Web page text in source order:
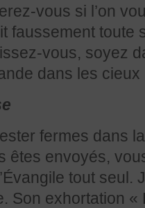
vous si l’on
faussement
vous, soyez
dans les cieux
fermes dans
êtes envoyés,
tout
Son exhortation